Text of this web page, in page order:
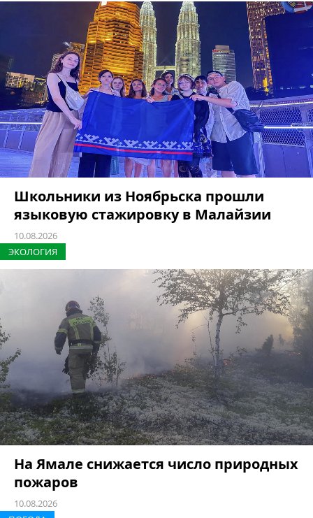
Школьники из Ноябрьска прошли
языковую стажировку в Малайзии
10.08.2026
ЭКОЛОГИЯ
На Ямале снижается число природных
пожаров
10.08.2026